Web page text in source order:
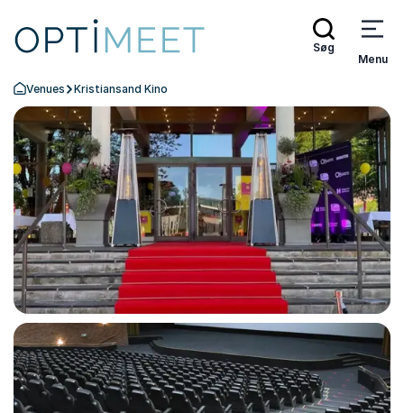
Søg
Menu
Tilbage til forsiden
Venues Kristiansand Kino